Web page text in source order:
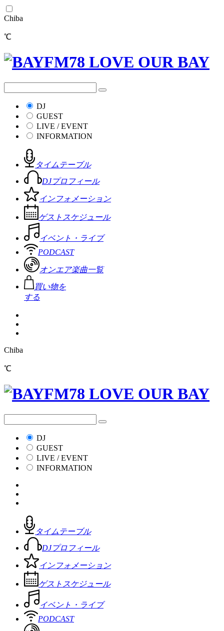
Chiba
℃
DJ
GUEST
LIVE / EVENT
INFORMATION
タイムテーブル
DJプロフィール
インフォメーション
ゲストスケジュール
イベント・ライブ
PODCAST
オンエア楽曲一覧
買い物を
する
Chiba
℃
DJ
GUEST
LIVE / EVENT
INFORMATION
タイムテーブル
DJプロフィール
インフォメーション
ゲストスケジュール
イベント・ライブ
PODCAST